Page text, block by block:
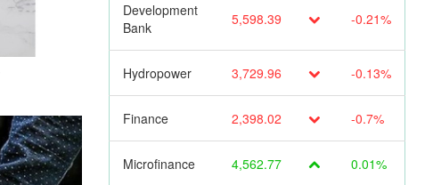
Development
Bank
5,598.39 -0.21%
Hydropower 3,729.96 -0.13%
Finance 2,398.02 -0.7%
Microfinance 4,562.77 0.01%